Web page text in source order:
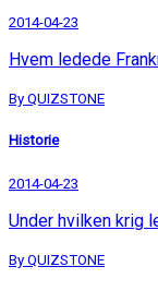
2014-04-23
Hvem ledede
By QUIZSTONE
Historie
2014-04-23
Under hvilken krig
By QUIZSTONE